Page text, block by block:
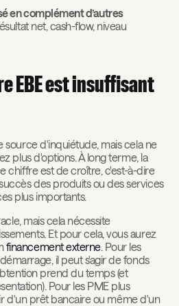
en complément d’autres
net, cash-flow, niveau
EBE est insuffisant
source d'inquiétude, mais cela ne
plus d'options. À long terme, la
chiffre est de croître, c'est-à-dire
des produits ou des services
plus importants.
mais cela nécessite
Et pour cela, vous aurez
financement externe. Pour les
il peut s'agir de fonds
prend du temps (et
Pour les PME plus
d'un prêt bancaire ou même d'un